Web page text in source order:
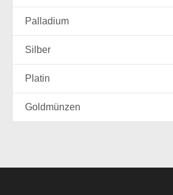
Palladium
Silber
Platin
Goldmünzen